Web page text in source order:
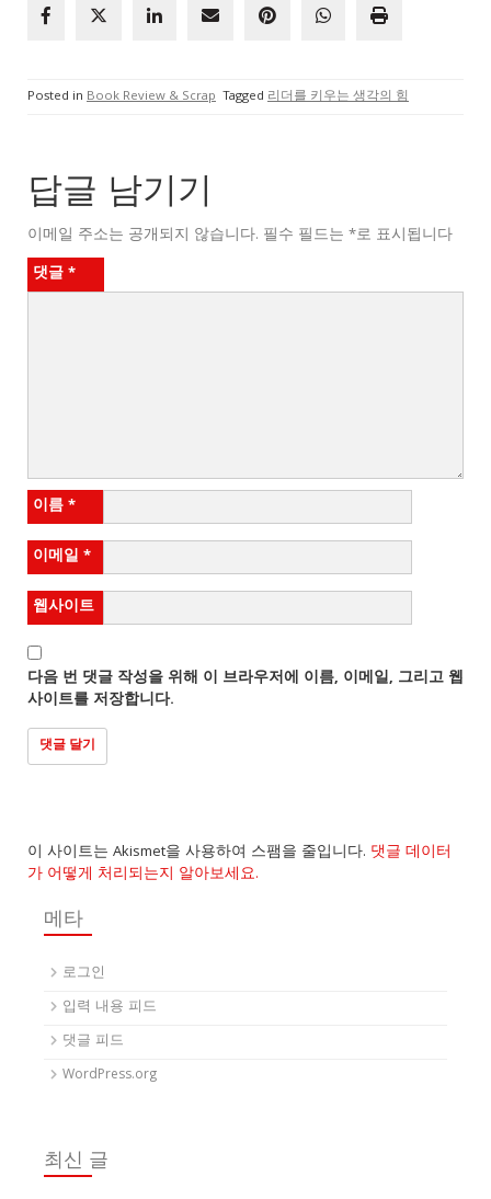
Posted in Book Review & Scrap Tagged 리더를 키우는 생각의 힘
답글 남기기
이메일 주소는 공개되지 않습니다. 필수 필드는 *로 표시됩니다
댓글*
이름*
이메일 *
웹사이트
다음 번 댓글 작성을 위해 이 브라우저에 이름, 이메일, 그리고 웹
사이트를 저장합니다.
이 사이트는 Akismet을 사용하여 스팸을 줄입니다. 댓글 데이터
가 어떻게 처리되는지 알아보세요.
메타
로그인
입력 내용 피드
댓글 피드
WordPress.org
최신 글